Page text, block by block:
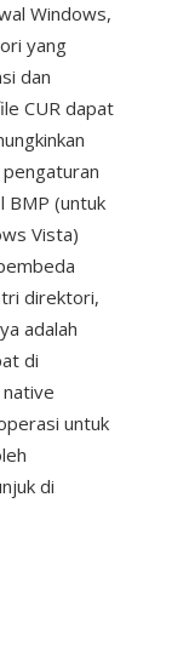
Windows,
yang
dan
CUR dapat
BMP (untuk
Vista)
direktori,
adalah
di
untuk
di